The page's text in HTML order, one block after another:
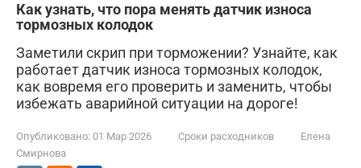
Как узнать, что пора менять датчик износа
тормозных колодок
Заметили скрип при торможении? Узнайте, как
работает датчик износа тормозных колодок,
как вовремя его проверить и заменить, чтобы
избежать аварийной ситуации на дороге!
Опубликовано: 01 Мар 2026 Сроки расходников
Елена
Смирнова